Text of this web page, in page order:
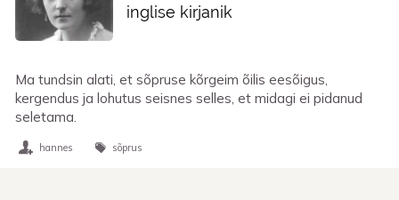
inglise kirjanik
Ma tundsin alati, et sõpruse kõrgeim õilis eesõigus,
kergendus ja lohutus seisnes selles, et midagi ei pidanud
seletama.
hannes sõprus